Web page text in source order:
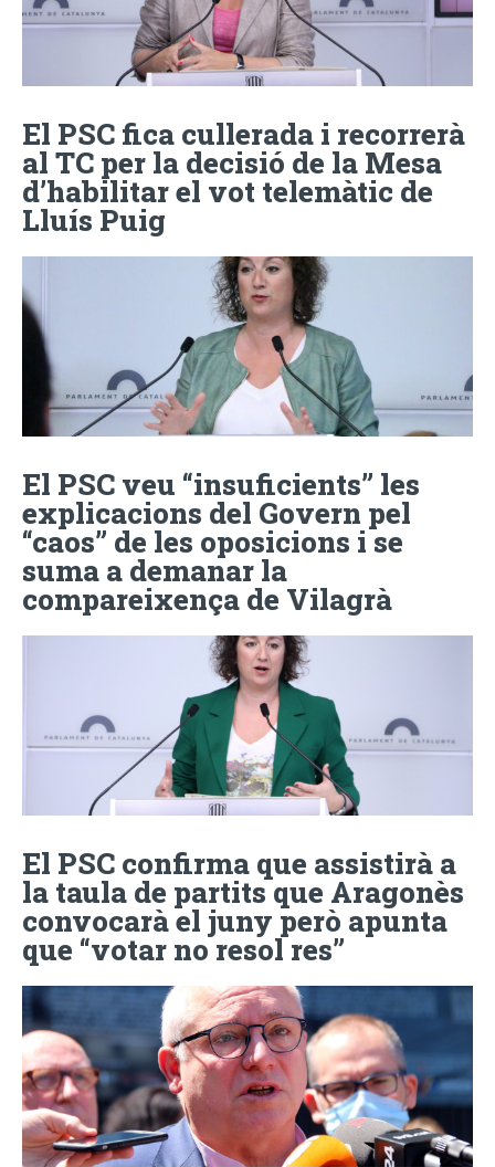
El PSC fica cullerada i recorrerà
al TC per la decisió de la Mesa
d’habilitar el vot telemàtic de
Lluís Puig
El PSC veu “insuficients” les
explicacions del Govern pel
“caos” de les oposicions i se
suma a demanar la
compareixença de Vilagrà
El PSC confirma que assistirà a
la taula de partits que Aragonès
convocarà el juny però apunta
que “votar no resol res”